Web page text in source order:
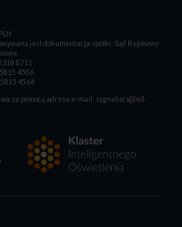
jest dokumentacja spółki: Sąd Rejonowy
8711
4506
4564
za pomocą adresu e-mail: sygnalisci@led-